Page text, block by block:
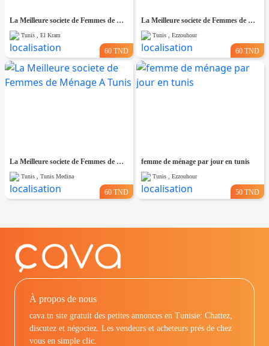
La Meilleure societe de Femmes de Ménage A El kram
Tunis , El Kram
60 TND
La Meilleure societe de Femmes de Ménage A Ezzouhour
Tunis , Ezzouhour
60 TND
La Meilleure societe de Femmes de Ménage A Tunis
Tunis , Tunis Medina
60 TND
femme de ménage par jour en tunis
Tunis , Ezzouhour
50 TND
À propos de nous
cava.tn site gratuit des petites annonces en Tunisie: Chattez,
discutez et négociez. Les vendeurs et acheteurs prés de chez
vous en simple clic.